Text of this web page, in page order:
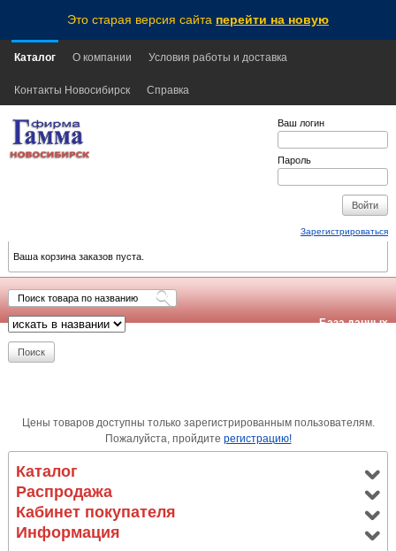
Это старая версия сайта перейти на новую
Каталог О компании Условия работы и доставка
Контакты Новосибирск Справка
Ваш логин
Пароль
Зарегистрироваться
Ваша корзина заказов пуста.
База данных
Цены товаров доступны только зарегистрированным пользователям.
Пожалуйста, пройдите регистрацию!
Каталог
Распродажа
Кабинет покупателя
Информация